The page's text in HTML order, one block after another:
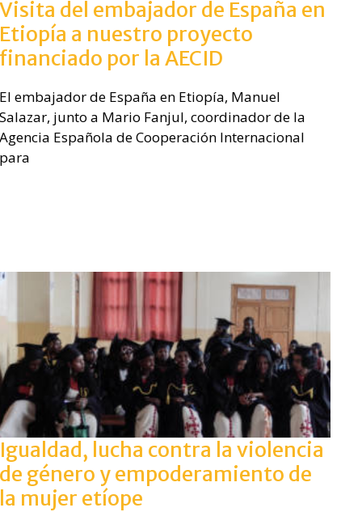
Visita del embajador de España en
Etiopía a nuestro proyecto
financiado por la AECID
El embajador de España en Etiopía, Manuel
Salazar, junto a Mario Fanjul, coordinador de la
Agencia Española de Cooperación Internacional
para
Igualdad, lucha contra la violencia
de género y empoderamiento de
la mujer etíope